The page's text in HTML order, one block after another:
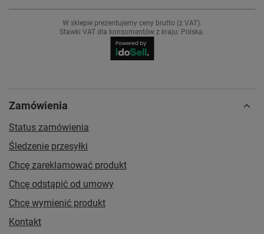
W sklepie prezentujemy ceny brutto (z VAT).
Stawki VAT dla konsumentów z kraju: Polska.
Zamówienia
Status zamówienia
Śledzenie przesyłki
Chcę zareklamować produkt
Chcę odstąpić od umowy
Chcę wymienić produkt
Kontakt